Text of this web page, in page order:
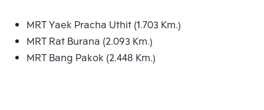
MRT Yaek Pracha Uthit (1.703 Km.)
MRT Rat Burana (2.093 Km.)
MRT Bang Pakok (2.448 Km.)